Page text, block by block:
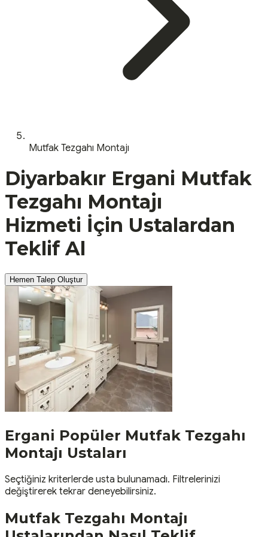
Mutfak Tezgahı Montajı
Diyarbakır Ergani Mutfak
Tezgahı Montajı
Hizmeti İçin Ustalardan
Teklif Al
Hemen Talep Oluştur
Ergani Popüler Mutfak Tezgahı
Montajı Ustaları
Seçtiğiniz kriterlerde usta bulunamadı. Filtrelerinizi
değiştirerek tekrar deneyebilirsiniz.
Mutfak Tezgahı Montajı